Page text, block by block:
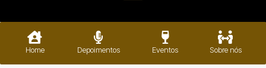
Home Depoimentos Eventos Sobre nós